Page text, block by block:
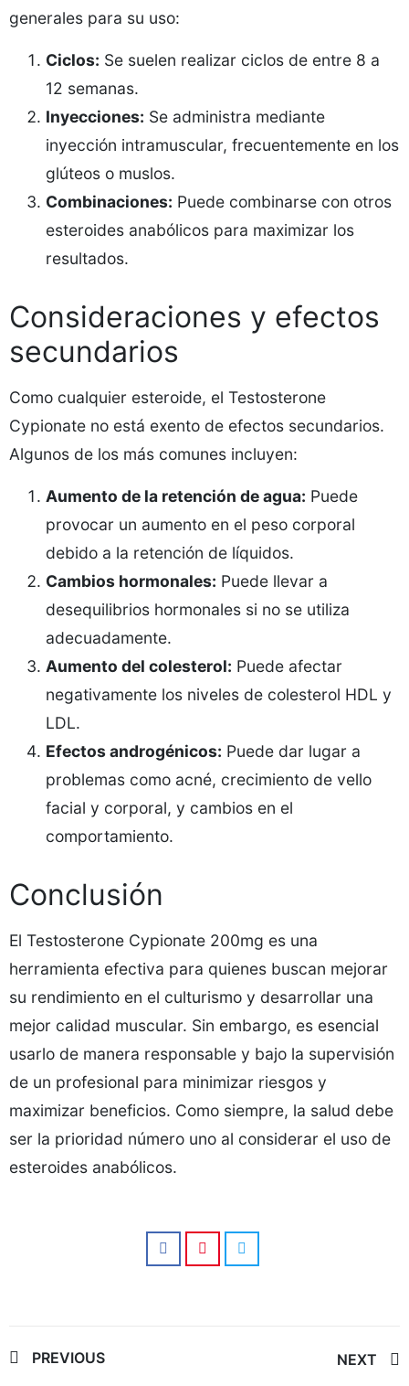
generales para su uso:
Ciclos: Se suelen realizar ciclos de entre 8 a
12 semanas.
Inyecciones: Se administra mediante
inyección intramuscular, frecuentemente en los
glúteos o muslos.
Combinaciones: Puede combinarse con otros
esteroides anabólicos para maximizar los
resultados.
Consideraciones y efectos
secundarios
Como cualquier esteroide, el Testosterone
Cypionate no está exento de efectos secundarios.
Algunos de los más comunes incluyen:
Aumento de la retención de agua: Puede
provocar un aumento en el peso corporal
debido a la retención de líquidos.
Cambios hormonales: Puede llevar a
desequilibrios hormonales si no se utiliza
adecuadamente.
Aumento del colesterol: Puede afectar
negativamente los niveles de colesterol HDL y
LDL.
Efectos androgénicos: Puede dar lugar a
problemas como acné, crecimiento de vello
facial y corporal, y cambios en el
comportamiento.
Conclusión
El Testosterone Cypionate 200mg es una
herramienta efectiva para quienes buscan mejorar
su rendimiento en el culturismo y desarrollar una
mejor calidad muscular. Sin embargo, es esencial
usarlo de manera responsable y bajo la supervisión
de un profesional para minimizar riesgos y
maximizar beneficios. Como siempre, la salud debe
ser la prioridad número uno al considerar el uso de
esteroides anabólicos.
Post
PREVIOUS NEXT